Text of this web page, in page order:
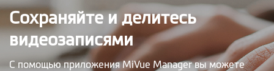
Сохраняйте и делитесь
видеозаписями
С помощью приложения MiVue Manager вы можете